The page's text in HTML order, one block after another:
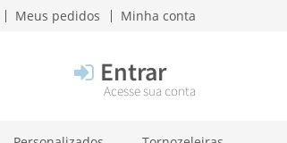
Meus pedidos Minha conta
Entrar
Acesse sua conta